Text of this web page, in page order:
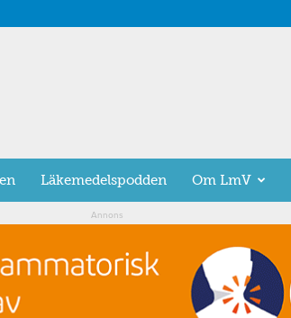
Läkemedelspodden Om LmV
Annons